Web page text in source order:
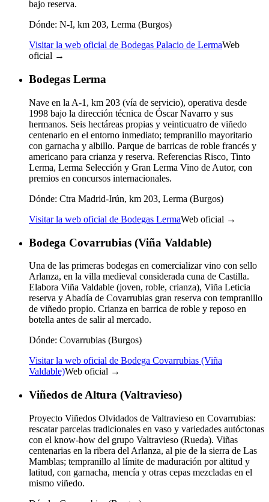
bajo reserva.
Dónde: N-I, km 203, Lerma (Burgos)
Visitar la web oficial de Bodegas Palacio de LermaWeb
oficial →
Bodegas Lerma
Nave en la A-1, km 203 (vía de servicio), operativa desde
1998 bajo la dirección técnica de Óscar Navarro y sus
hermanos. Seis hectáreas propias y veinticuatro de viñedo
centenario en el entorno inmediato; tempranillo mayoritario
con garnacha y albillo. Parque de barricas de roble francés y
americano para crianza y reserva. Referencias Risco, Tinto
Lerma, Lerma Selección y Gran Lerma Vino de Autor, con
premios en concursos internacionales.
Dónde: Ctra Madrid-Irún, km 203, Lerma (Burgos)
Visitar la web oficial de Bodegas LermaWeb oficial →
Bodega Covarrubias (Viña Valdable)
Una de las primeras bodegas en comercializar vino con sello
Arlanza, en la villa medieval considerada cuna de Castilla.
Elabora Viña Valdable (joven, roble, crianza), Viña Leticia
reserva y Abadía de Covarrubias gran reserva con tempranillo
de viñedo propio. Crianza en barrica de roble y reposo en
botella antes de salir al mercado.
Dónde: Covarrubias (Burgos)
Visitar la web oficial de Bodega Covarrubias (Viña
Valdable)Web oficial →
Viñedos de Altura (Valtravieso)
Proyecto Viñedos Olvidados de Valtravieso en Covarrubias:
rescatar parcelas tradicionales en vaso y variedades autóctonas
con el know-how del grupo Valtravieso (Rueda). Viñas
centenarias en la ribera del Arlanza, al pie de la sierra de Las
Mamblas; tempranillo al límite de maduración por altitud y
latitud, con garnacha, mencía y otras cepas mezcladas en el
mismo viñedo.